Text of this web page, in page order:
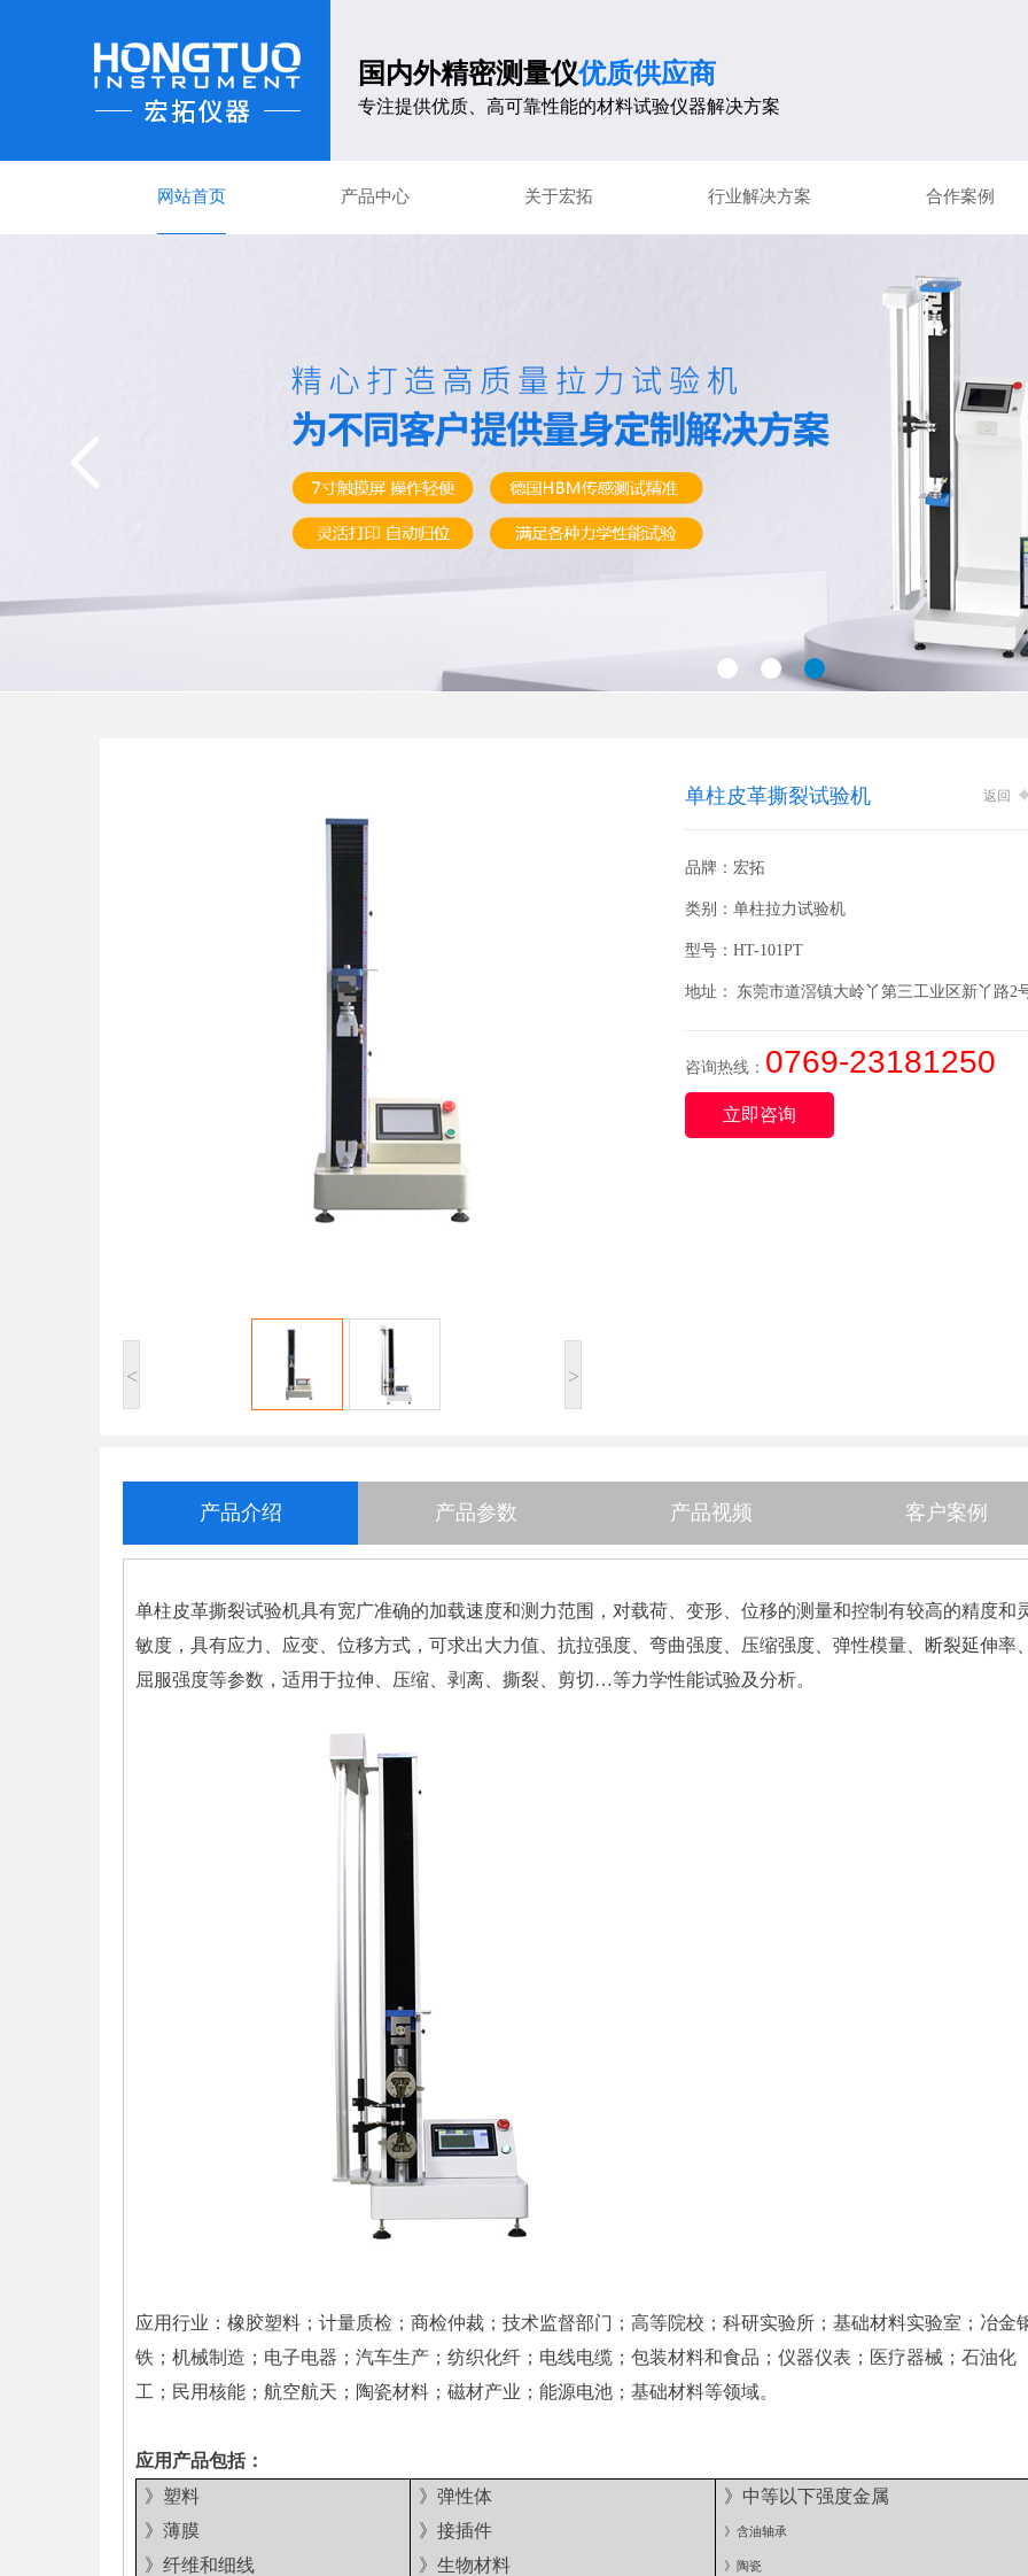
国内外精密测量仪优质供应商
专注提供优质、高可靠性能的材料试验仪器解决方案
网站首页 产品中心 关于宏拓 行业解决方案 合作案例
< >
单柱皮革撕裂试验机 返回
品牌：宏拓
类别：单柱拉力试验机
型号：HT-101PT
地址： 东莞市道滘镇大岭丫第三工业区新丫路2
咨询热线： 0769-23181250
立即咨询
产品介绍 产品参数 产品视频 客户案例
单柱皮革撕裂试验机具有宽广准确的加载速度和测力范围，对载荷、变形、位移的测量和控制有较高的精度和
敏度，具有应力、应变、位移方式，可求出大力值、抗拉强度、弯曲强度、压缩强度、弹性模量、断裂延伸率
屈服强度等参数，适用于拉伸、压缩、剥离、撕裂、剪切…等力学性能试验及分析。
应用行业：橡胶塑料；计量质检；商检仲裁；技术监督部门；高等院校；科研实验所；基础材料实验室；冶金
铁；机械制造；电子电器；汽车生产；纺织化纤；电线电缆；包装材料和食品；仪器仪表；医疗器械；石油化
工；民用核能；航空航天；陶瓷材料；磁材产业；能源电池；基础材料等领域。
应用产品包括：
》塑料
》薄膜
》纤维和细线
》弹性体
》接插件
》生物材料
》中等以下强度金属
》含油轴承
》陶瓷